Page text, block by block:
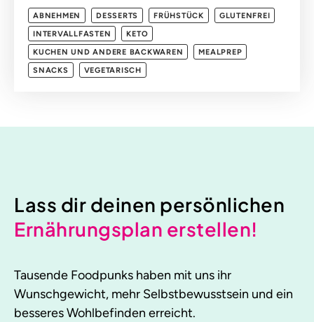
ABNEHMEN DESSERTS FRÜHSTÜCK
GLUTENFREI
INTERVALLFASTEN
KETO
KUCHEN UND ANDERE BACKWAREN
MEALPREP
SNACKS
VEGETARISCH
Lass dir deinen persönlichen
Ernährungsplan erstellen!
Tausende Foodpunks haben mit uns ihr
Wunschgewicht, mehr Selbstbewusstsein und ein
besseres Wohlbefinden erreicht.